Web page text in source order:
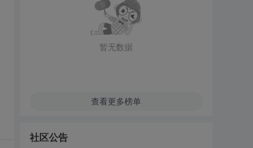
暂无数据
查看更多榜单
社区公告